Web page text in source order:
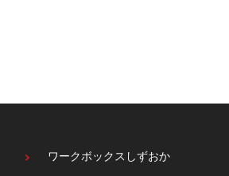
ワークボックスしずおか